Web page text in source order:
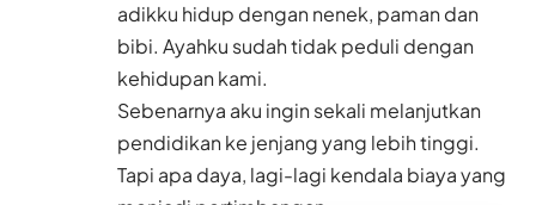
adikku hidup dengan nenek, paman dan
bibi. Ayahku sudah tidak peduli dengan
kehidupan kami.
Sebenarnya aku ingin sekali melanjutkan
pendidikan ke jenjang yang lebih tinggi.
Tapi apa daya, lagi-lagi kendala biaya yang